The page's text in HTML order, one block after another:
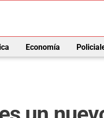
Economía